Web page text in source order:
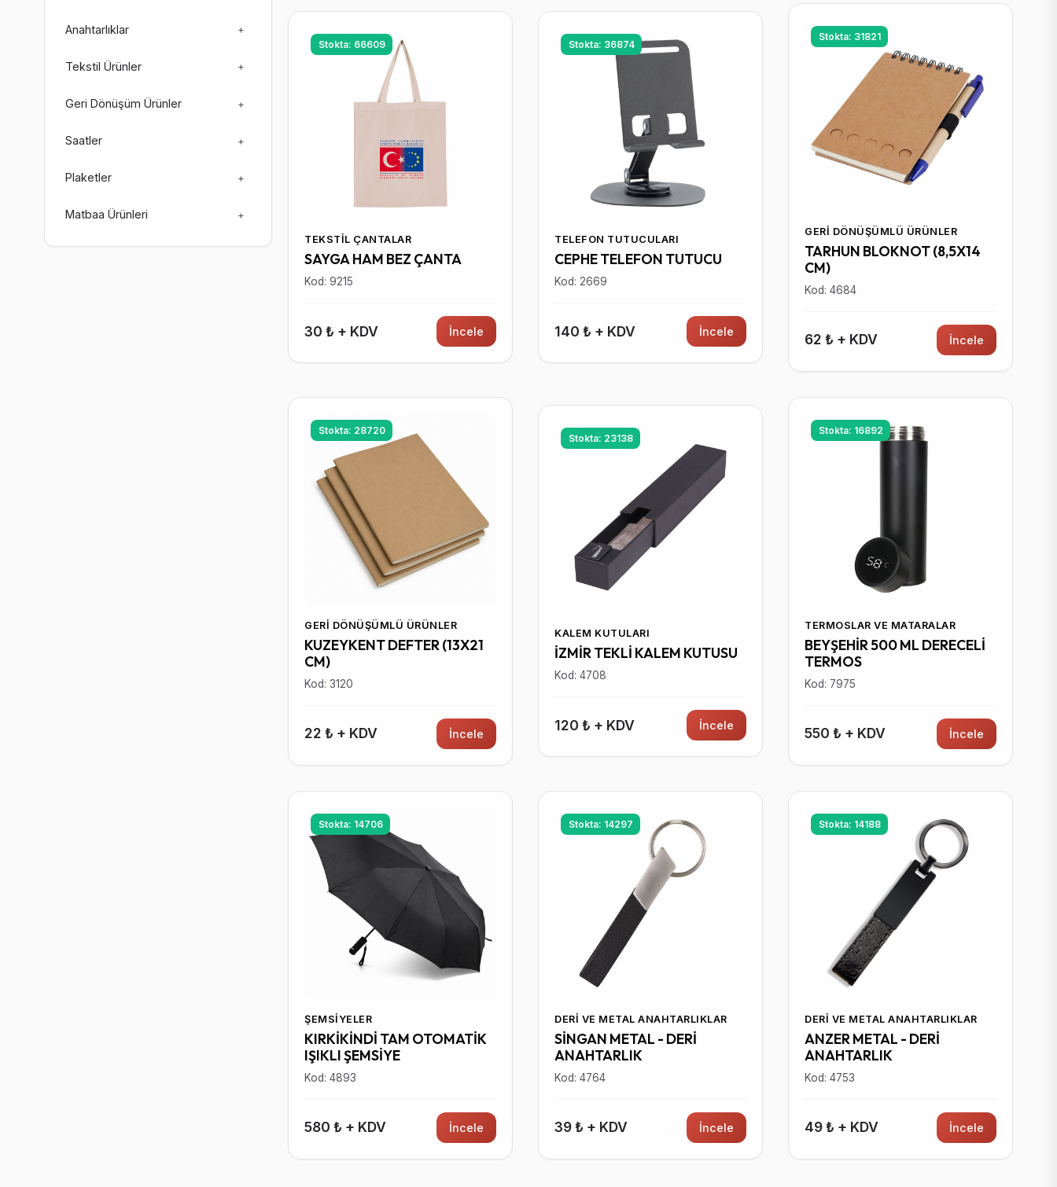
Anahtarlıklar +
Tekstil Ürünler +
Geri Dönüşüm Ürünler +
Saatler +
Plaketler +
Matbaa Ürünleri +
Stokta: 66609
TEKSTIL ÇANTALAR
SAYGA HAM BEZ ÇANTA
Kod: 9215
30 ₺ + KDV İncele
Stokta: 36874
TELEFON TUTUCULARI
CEPHE TELEFON TUTUCU
Kod: 2669
140 ₺ + KDV İncele
Stokta: 31821
GERI DÖNÜŞÜMLÜ ÜRÜNLER
TARHUN BLOKNOT (8,5X14
CM)
Kod: 4684
62 ₺ + KDV İncele
Stokta: 28720
GERI DÖNÜŞÜMLÜ ÜRÜNLER
KUZEYKENT DEFTER (13X21
CM)
Kod: 3120
22 ₺ + KDV İncele
Stokta: 23138
KALEM KUTULARI
İZMİR TEKLİ KALEM KUTUSU
Kod: 4708
120 ₺ + KDV İncele
Stokta: 16892
TERMOSLAR VE MATARALAR
BEYŞEHİR 500 ML DERECELİ
TERMOS
Kod: 7975
550 ₺ + KDV İncele
Stokta: 14706
ŞEMSIYELER
KIRKİKİNDİ TAM OTOMATİK
IŞIKLI ŞEMSİYE
Kod: 4893
580 ₺ + KDV İncele
Stokta: 14297
DERI VE METAL ANAHTARLIKLAR
SİNGAN METAL - DERİ
ANAHTARLIK
Kod: 4764
39 ₺ + KDV İncele
Stokta: 14188
DERI VE METAL ANAHTARLIKLAR
ANZER METAL - DERİ
ANAHTARLIK
Kod: 4753
49 ₺ + KDV İncele